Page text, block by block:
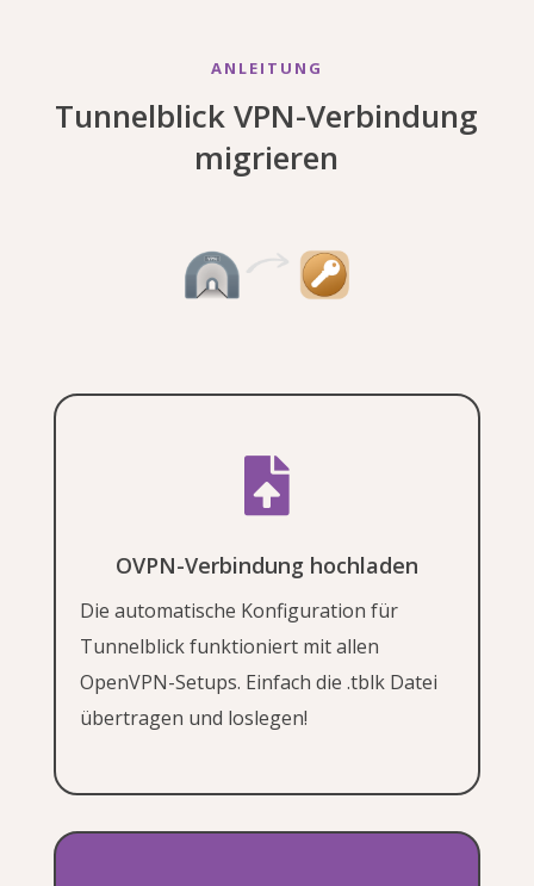
ANLEITUNG
Tunnelblick VPN-Verbindung
migrieren

OVPN-Verbindung hochladen
Die automatische Konfiguration für
Tunnelblick funktioniert mit allen
OpenVPN-Setups. Einfach die .tblk Datei
übertragen und loslegen!